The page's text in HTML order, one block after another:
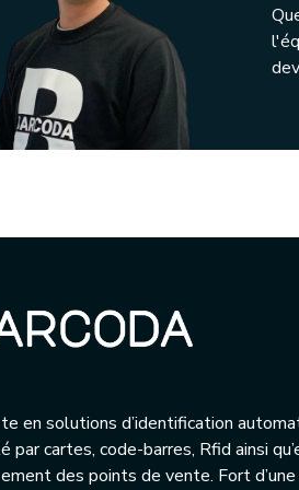
en solutions d’identification
par cartes, code-barres, Rfid ainsi
des points de vente. Fort